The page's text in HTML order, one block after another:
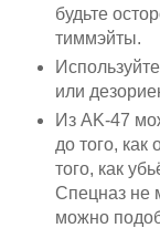
будьте
тиммэйты.
или
Из AK-47
до того, как
того, как
Спецназ не
можно